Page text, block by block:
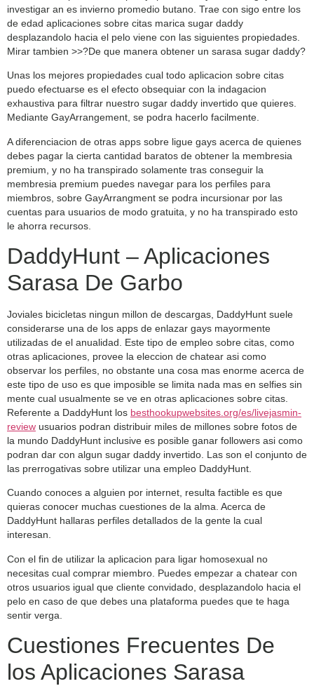
investigar an es invierno promedio butano. Trae con sigo entre los
de edad aplicaciones sobre citas marica sugar daddy
desplazandolo hacia el pelo viene con las siguientes propiedades.
Mirar tambien >>?De que manera obtener un sarasa sugar daddy?
Unas los mejores propiedades cual todo aplicacion sobre citas
puedo efectuarse es el efecto obsequiar con la indagacion
exhaustiva para filtrar nuestro sugar daddy invertido que quieres.
Mediante GayArrangement, se podra hacerlo facilmente.
A diferenciacion de otras apps sobre ligue gays acerca de quienes
debes pagar la cierta cantidad baratos de obtener la membresia
premium, y no ha transpirado solamente tras conseguir la
membresia premium puedes navegar para los perfiles para
miembros, sobre GayArrangment se podra incursionar por las
cuentas para usuarios de modo gratuita, y no ha transpirado esto
le ahorra recursos.
DaddyHunt – Aplicaciones
Sarasa De Garbo
Joviales bicicletas ningun millon de descargas, DaddyHunt suele
considerarse una de los apps de enlazar gays mayormente
utilizadas de el anualidad. Este tipo de empleo sobre citas, como
otras aplicaciones, provee la eleccion de chatear asi­ como
observar los perfiles, no obstante una cosa mas enorme acerca de
este tipo de uso es que imposible se limita nada mas en selfies sin
mente cual usualmente se ve en otras aplicaciones sobre citas.
Referente a DaddyHunt los besthookupwebsites.org/es/livejasmin-
review usuarios podran distribuir miles de millones sobre fotos de
la mundo DaddyHunt inclusive es posible ganar followers asi­ como
podran dar con algun sugar daddy invertido. Las son el conjunto de
las prerrogativas sobre utilizar una empleo DaddyHunt.
Cuando conoces a alguien por internet, resulta factible es que
quieras conocer muchas cuestiones de la alma. Acerca de
DaddyHunt hallaras perfiles detallados de la gente la cual
interesan.
Con el fin de utilizar la aplicacion para ligar homosexual no
necesitas cual comprar miembro. Puedes empezar a chatear con
otros usuarios igual que cliente convidado, desplazandolo hacia el
pelo en caso de que debes una plataforma puedes que te haga
sentir verga.
Cuestiones Frecuentes De
los Aplicaciones Sarasa